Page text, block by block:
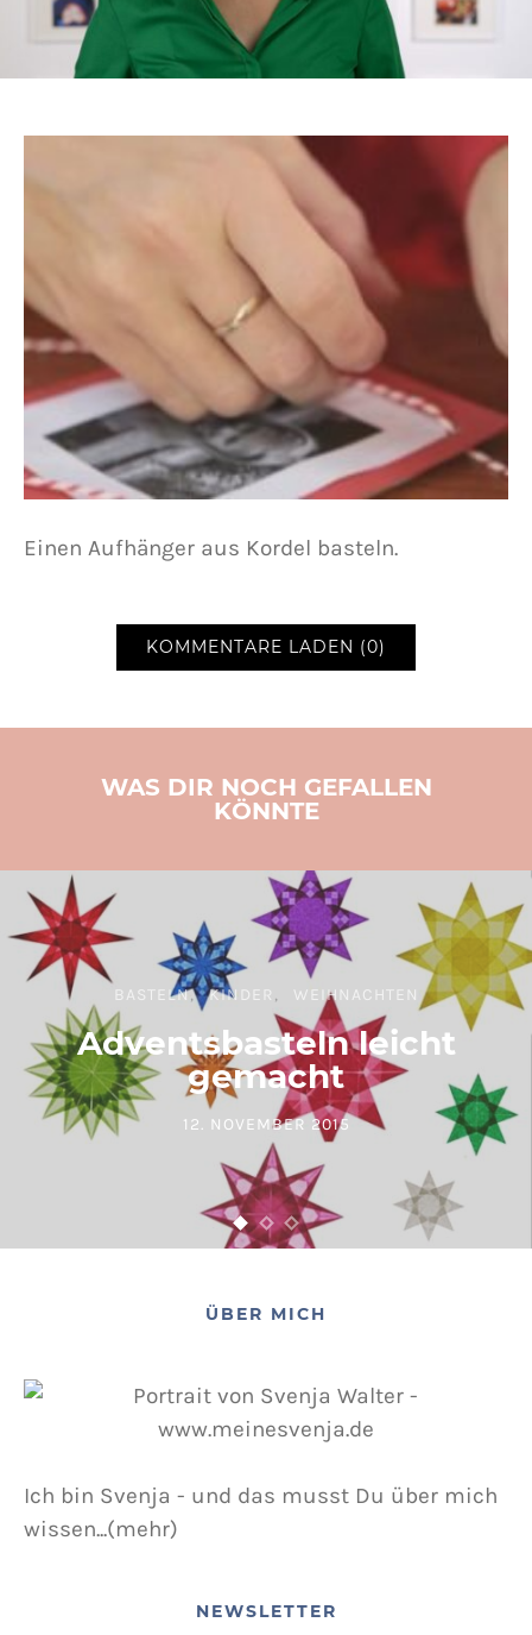
Einen Aufhänger aus Kordel basteln.
KOMMENTARE LADEN (0)
WAS DIR NOCH GEFALLEN
KÖNNTE
BASTELN KINDER WEIHNACHTEN
Adventsbasteln leicht
gemacht
POSTED ON
12. NOVEMBER 2015
ÜBER MICH
Ich bin Svenja - und das musst Du über mich
wissen...(mehr)
NEWSLETTER